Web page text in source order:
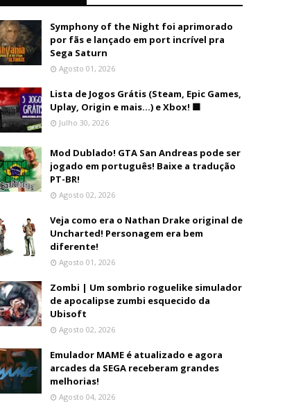
Symphony of the Night foi aprimorado
por fãs e lançado em port incrível pra
Sega Saturn
Agosto 01, 2026
Lista de Jogos Grátis (Steam, Epic Games,
Uplay, Origin e mais...) e Xbox! 🟩
Julho 30, 2026
Mod Dublado! GTA San Andreas pode ser
jogado em português! Baixe a tradução
PT-BR!
Agosto 02, 2026
Veja como era o Nathan Drake original de
Uncharted! Personagem era bem
diferente!
Agosto 01, 2026
Zombi | Um sombrio roguelike simulador
de apocalipse zumbi esquecido da
Ubisoft
Agosto 02, 2026
Emulador MAME é atualizado e agora
arcades da SEGA receberam grandes
melhorias!
Agosto 04, 2026